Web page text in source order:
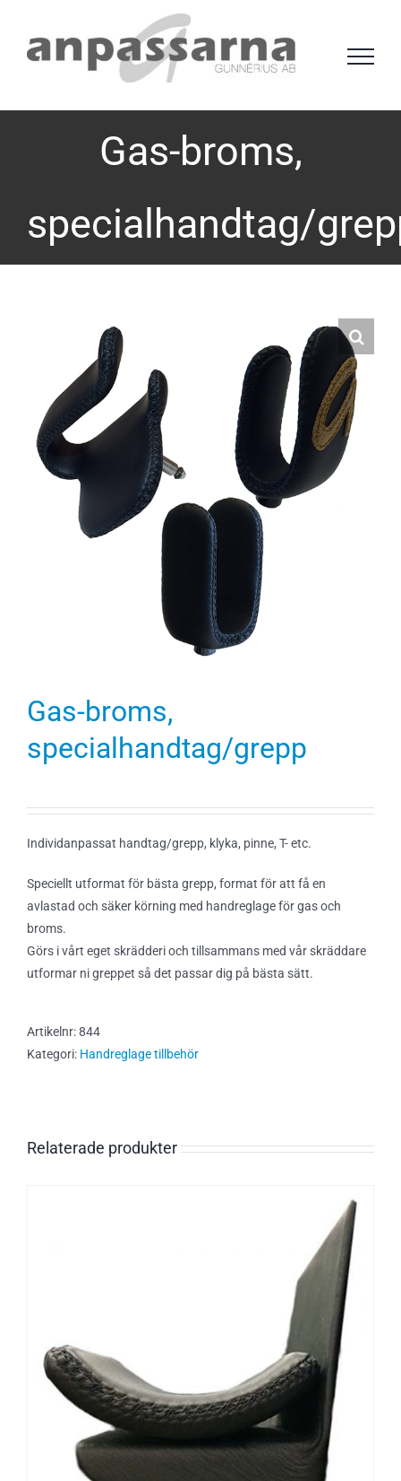
innehållet
Gas-broms,
specialhandtag/
Gas-broms,
specialhandtag/grepp
Individanpassat handtag/grepp, klyka, pinne, T- etc.
Speciellt utformat för bästa grepp, format för att få en
avlastad och säker körning med handreglage för gas och
broms.
Görs i vårt eget skrädderi och tillsammans med vår skräddare
utformar ni greppet så det passar dig på bästa sätt.
Artikelnr:844
Kategori: Handreglage tillbehör
Relaterade produkter